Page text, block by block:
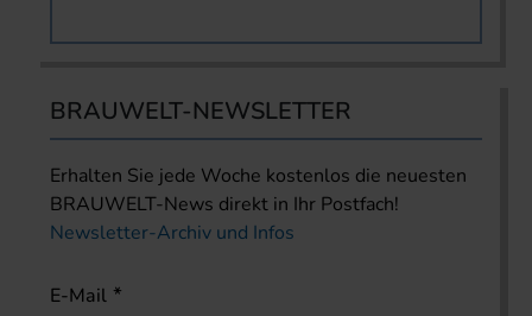
BRAUWELT-NEWSLETTER
Erhalten Sie jede Woche kostenlos die neuesten
BRAUWELT-News direkt in Ihr Postfach!
Newsletter-Archiv und Infos
E-Mail